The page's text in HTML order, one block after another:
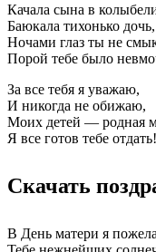
Качала сына в
Баюкала тихонько дочь,
Ночами глаз ты не
Порой тебе было
За все тебя я уважаю,
И никогда не обижаю,
Моих детей — родная
Я все готов тебе отдать!
Скачать
В День матери я